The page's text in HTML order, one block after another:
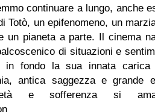
continuare a lungo, anche
Totò, un epifenomeno, un
un pianeta a parte. Il cinema
di situazioni e
in fondo la sua innata carica
antica saggezza e grande
e sofferenza si